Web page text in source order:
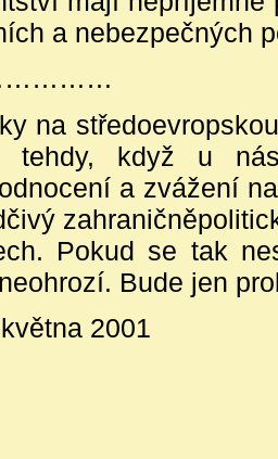
a nebezpečných
na
tehdy, když u
a zvážení
Pokud se tak
Bude jen
2001